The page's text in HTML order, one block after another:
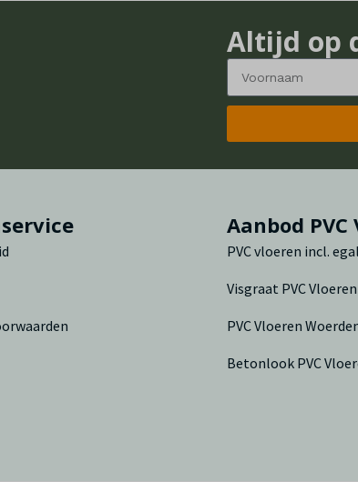
Altijd op
Aanbod PVC
PVC vloeren incl.
Visgraat PVC Vloeren
PVC Vloeren
Betonlook PVC